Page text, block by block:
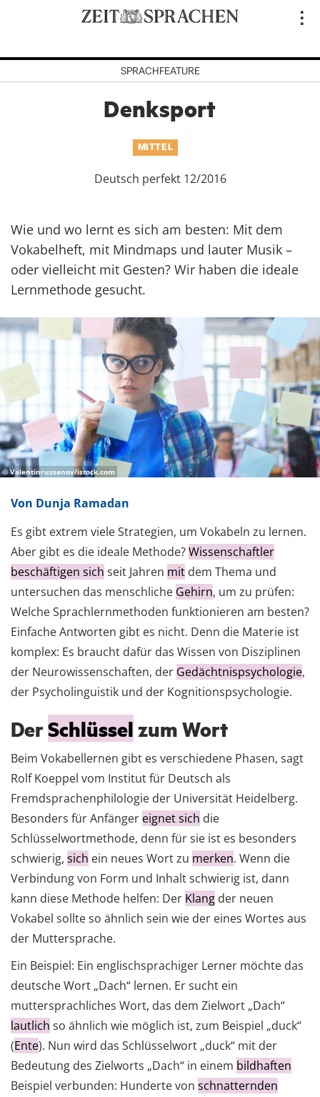
SPRACHFEATURE
Denksport
MITTEL
Deutsch perfekt 12/2016
Wie und wo lernt es sich am besten: Mit dem
Vokabelheft, mit Mindmaps und lauter Musik –
oder vielleicht mit Gesten? Wir haben die ideale
Lernmethode gesucht.
© Valentinrussanov/istock.com
Von Dunja Ramadan
Es gibt extrem viele Strategien, um Vokabeln zu lernen.
Aber gibt es die ideale Methode?Wissenschaftler
beschäftigen sich seit Jahren mit dem Thema und
untersuchen das menschliche Gehirn, um zu prüfen:
Welche Sprachlernmethoden funktionieren am besten?
Einfache Antworten gibt es nicht. Denn die Materie ist
komplex: Es braucht dafür das Wissen von Disziplinen
der Neurowissenschaften, der Gedächtnispsychologie,
der Psycholinguistik und der Ko­gnitionspsychologie.
DerSchlüsselzum Wort
Beim Vokabellernen gibt es verschiedene Phasen, sagt
Rolf Koeppel vom Institut für Deutsch als
Fremdsprachenphilologie der Universität Heidelberg.
Besonders für Anfänger eignet sich die
Schlüsselwortmethode, denn für sie ist es besonders
schwierig, sich ein neues Wort zu merken. Wenn die
Verbindung von Form und Inhalt schwierig ist, dann
kann diese Methode helfen: Der Klang der neuen
Vokabel sollte so ähnlich sein wie der eines Wortes aus
der Muttersprache.
Ein Beispiel: Ein englischsprachiger Lerner möchte das
deutsche Wort „Dach“ lernen. Er sucht ein
muttersprachliches Wort, das dem Zielwort „Dach“
lautlich so ähnlich wie möglich ist, zum Beispiel „duck“
(Ente). Nun wird das Schlüsselwort „duck“ mit der
Bedeutung des Zielworts „Dach“ in einem bildhaften
Beispiel verbunden: Hunderte von schnatternden